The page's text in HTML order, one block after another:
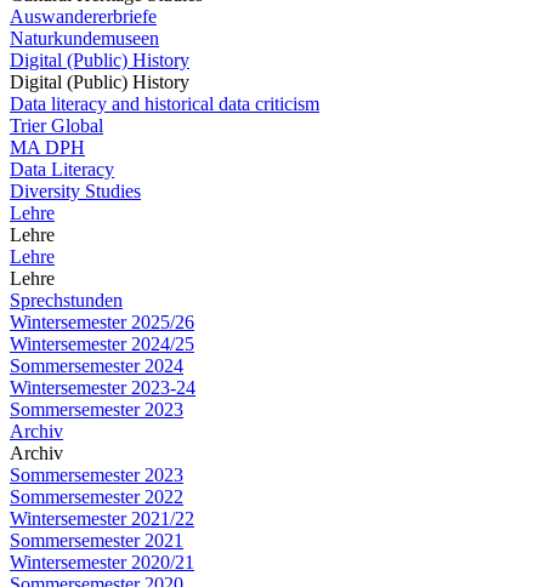
Auswandererbriefe
Naturkundemuseen
Digital (Public) History
Digital (Public) History
Data literacy and historical data criticism
Trier Global
MA DPH
Data Literacy
Diversity Studies
Lehre
Lehre
Lehre
Lehre
Sprechstunden
Wintersemester 2025/26
Wintersemester 2024/25
Sommersemester 2024
Wintersemester 2023-24
Sommersemester 2023
Archiv
Archiv
Sommersemester 2023
Sommersemester 2022
Wintersemester 2021/22
Sommersemester 2021
Wintersemester 2020/21